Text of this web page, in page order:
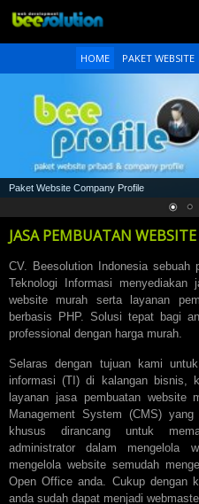
HOME PAKET WEBSITE
Paket Website Company Profile
JASA PEMBUATAN WEBSITE
CV. Beesolution Indonesia sebuah
Teknologi Informasi
website murah serta layanan
berbasis PHP. Solusi tepat bagi
professional dengan harga murah.
Selaras dengan tujuan kami
informasi (TI) di kalangan bisnis,
layanan jasa pembuatan website
Management System (CMS)
khusus dirancang untuk
administrator dalam mengelola
mengelola website semudah
Open Office anda. Cukup dengan
anda sudah dapat menjadi